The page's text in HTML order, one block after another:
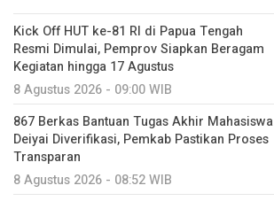
Kick Off HUT ke-81 RI di Papua Tengah
Resmi Dimulai, Pemprov Siapkan Beragam
Kegiatan hingga 17 Agustus
8 Agustus 2026 - 09:00 WIB
867 Berkas Bantuan Tugas Akhir Mahasiswa
Deiyai Diverifikasi, Pemkab Pastikan Proses
Transparan
8 Agustus 2026 - 08:52 WIB